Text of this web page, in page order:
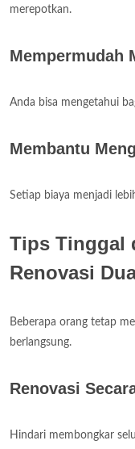
merepotkan.
Mempermudah
Anda bisa mengetahui
Membantu
Setiap biaya menjadi
Tips Tinggal
Renovasi
Beberapa orang tetap
berlangsung.
Renovasi
Hindari membongkar